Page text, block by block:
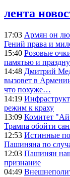
лента
17:03 Армян он
Гений права и
15:40 Розовые
памятью и
14:48 Дмитрий
вызовет в
что похуже…
14:19
режим к краху
13:09 Комитет "Ай
Трампа обойти
12:53 Истинные
Пашиняна по
12:03 Пашинян
признание
04:49